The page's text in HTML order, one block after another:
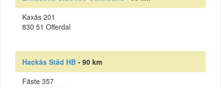
Kaxås 201
830 51 Offerdal
Hackås Städ HB - 90 km
Fäste 357